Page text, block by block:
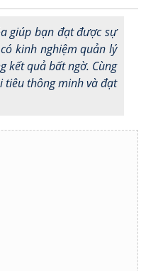
giúp bạn đạt được sự
kinh nghiệm quản lý
kết quả bất ngờ. Cùng
tiêu thông minh và đạt